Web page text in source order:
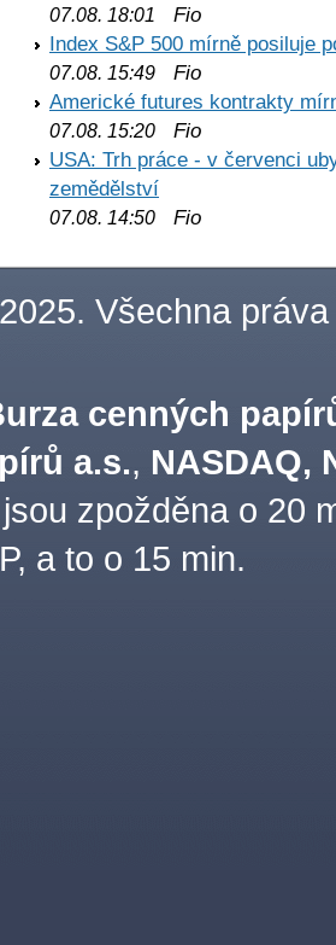
07.08. 18:01
Fio
Index S&P 500 mírně posiluje
07.08. 15:49 Fio
Americké futures kontrakty
07.08. 15:20 Fio
USA: Trh práce - v červenci
zemědělství
07.08. 14:50 Fio
Všechna práva
cenných
a.s., NASDAQ,
zpožděna o 20
a to o 15 min.